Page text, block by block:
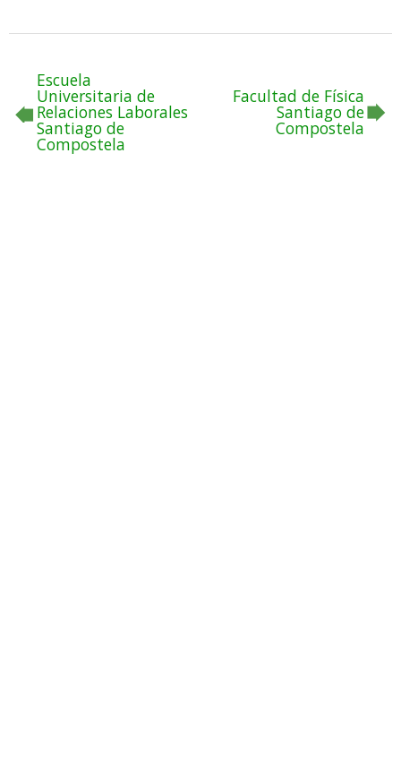
Escuela
Universitaria de
Relaciones Laborales
Santiago de
Compostela
Facultad de Física
Santiago de
Compostela